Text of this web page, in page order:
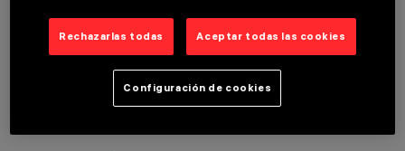
COMPONENTES OPCIONALES
Rechazarlas todas Aceptar todas las cookies
Configuración de cookies